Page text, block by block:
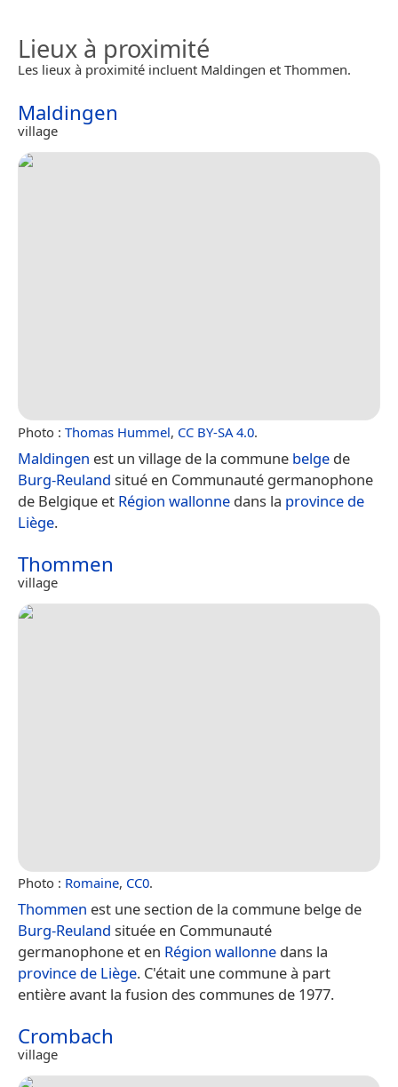
Lieux à proximité
Les lieux à proximité incluent Maldingen et Thommen.
Maldingen
village
Photo : Thomas Hummel, CC BY-SA 4.0.
Maldingen est un village de la commune belge de
Burg-Reuland situé en Communauté germanophone
de Belgique et Région wallonne dans la province de
Liège.
Thommen
village
Photo : Romaine, CC0.
Thommen est une section de la commune belge de
Burg-Reuland située en Communauté
germanophone et en Région wallonne dans la
province de Liège. C'était une commune à part
entière avant la fusion des communes de 1977.
Crombach
village